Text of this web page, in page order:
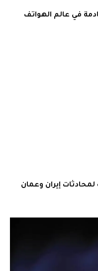
في عالم الهواتف
إيران وعمان